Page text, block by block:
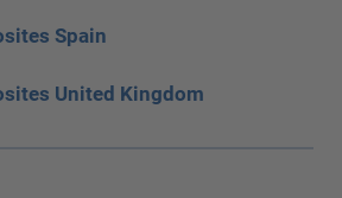
Spain
United Kingdom